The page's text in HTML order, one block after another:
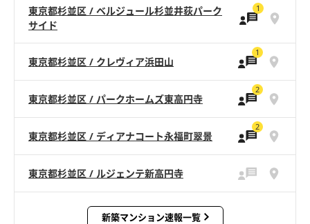
東京都杉並区 / ベルジュール杉並井荻パーク
サイド
1
東京都杉並区 / クレヴィア浜田山
1
東京都杉並区 / パークホームズ東高円寺
2
東京都杉並区 / ディアナコート永福町翠景
2
東京都杉並区 / ルジェンテ新高円寺
新築マンション速報一覧